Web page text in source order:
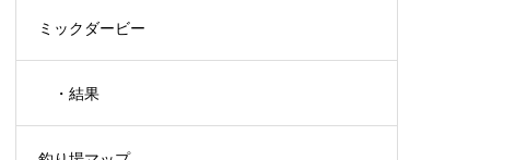
メ）
ミックダービー
・結果